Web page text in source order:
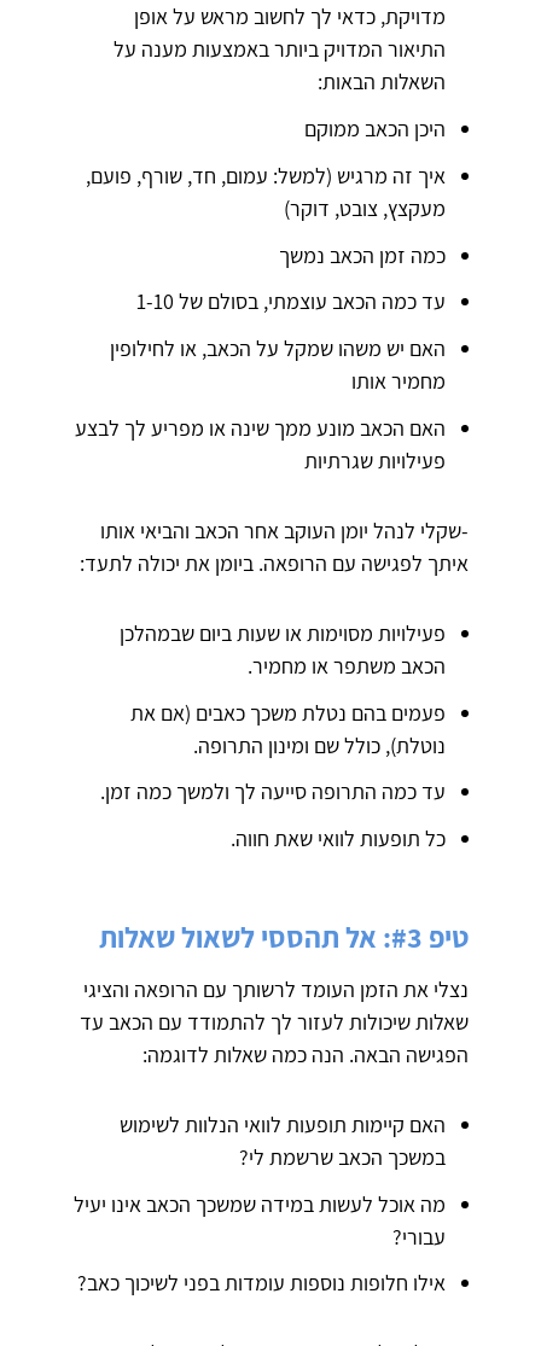
מדויקת, כדאי לך לחשוב מראש על אופן
התיאור המדויק ביותר באמצעות מענה על
השאלות הבאות:
היכן הכאב ממוקם
איך זה מרגיש (למשל: עמום, חד, שורף, פועם,
מעקצץ, צובט, דוקר)
כמה זמן הכאב נמשך
עד כמה הכאב עוצמתי, בסולם של 1-10
האם יש משהו שמקל על הכאב, או לחילופין
מחמיר אותו
האם הכאב מונע ממך שינה או מפריע לך לבצע
פעילויות שגרתיות
-שקלי לנהל יומן העוקב אחר הכאב והביאי אותו
איתך לפגישה עם הרופאה. ביומן את יכולה לתעד:
פעילויות מסוימות או שעות ביום שבמהלכן
הכאב משתפר או מחמיר.
פעמים בהם נטלת משכך כאבים (אם את
נוטלת), כולל שם ומינון התרופה.
עד כמה התרופה סייעה לך ולמשך כמה זמן.
כל תופעות לוואי שאת חווה.
טיפ #3: אל תהססי לשאול שאלות
נצלי את הזמן העומד לרשותך עם הרופאה והציגי
שאלות שיכולות לעזור לך להתמודד עם הכאב עד
הפגישה הבאה. הנה כמה שאלות לדוגמה:
האם קיימות תופעות לוואי הנלוות לשימוש
במשכך הכאב שרשמת לי?
מה אוכל לעשות במידה שמשכך הכאב אינו יעיל
עבורי?
אילו חלופות נוספות עומדות בפני לשיכוך כאב?